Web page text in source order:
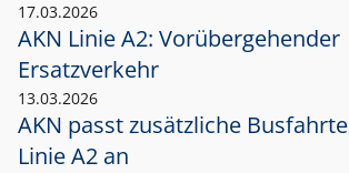
17.03.2026
AKN Linie A2: Vorübergehender
Ersatzverkehr
13.03.2026
AKN passt zusätzliche
Linie A2 an